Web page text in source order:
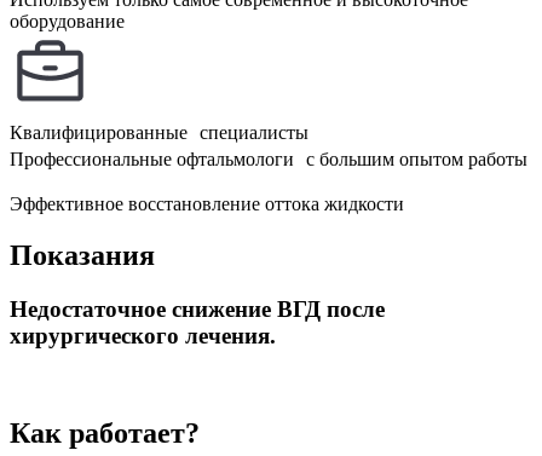
оборудование
Квалифицированные специалисты
Профессиональные офтальмологи с большим опытом работы
Эффективное восстановление оттока жидкости
Показания
Недостаточное снижение ВГД после
хирургического лечения.
Как работает?